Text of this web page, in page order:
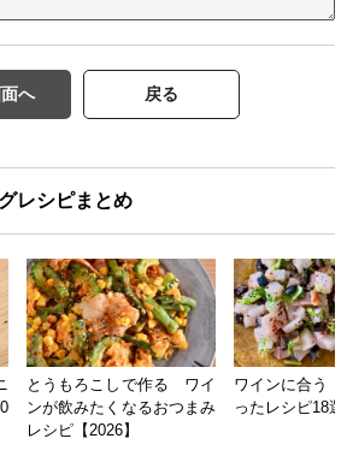
へ 戻る
レシピまとめ
とうもろこしで作る ワイ
ンが飲みたくなるおつまみ
レシピ【2026】
ワインに合う
ったレシピ18